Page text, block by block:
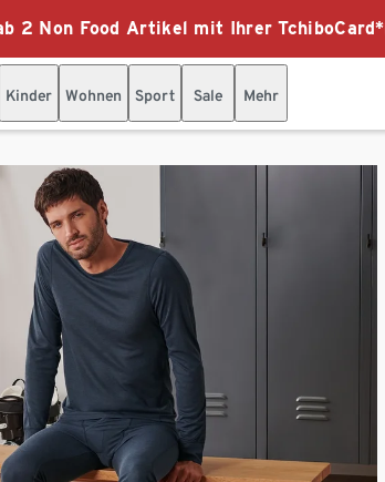
2 Non Food Artikel mit Ihrer TchiboCard*
Kinder Wohnen Sport Sale Mehr